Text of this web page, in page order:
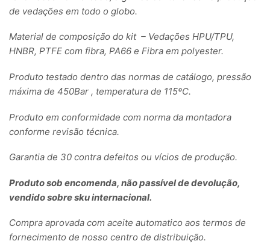
de vedações em todo o globo.
Material de composição do kit – Vedações HPU/TPU,
HNBR, PTFE com fibra, PA66 e Fibra em polyester.
Produto testado dentro das normas de catálogo, pressão
máxima de 450Bar , temperatura de 115ºC.
Produto em conformidade com norma da montadora
conforme revisão técnica.
Garantia de 30 contra defeitos ou vícios de produção.
Produto sob encomenda, não passível de devolução,
vendido sobre sku internacional.
Compra aprovada com aceite automatico aos termos de
fornecimento de nosso centro de distribuição.